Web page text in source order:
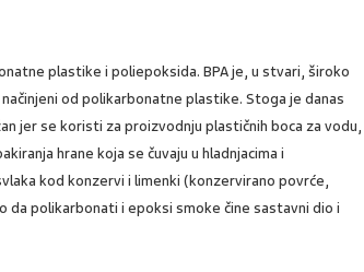
plastike i poliepoksida. BPA je, u stvari, široko
od polikarbonatne plastike. Stoga je danas
jer se koristi za proizvodnju plastičnih boca za vodu,
hrane koja se čuvaju u hladnjacima i
kod konzervi i limenki (konzervirano povrće,
da polikarbonati i epoksi smoke čine sastavni dio i